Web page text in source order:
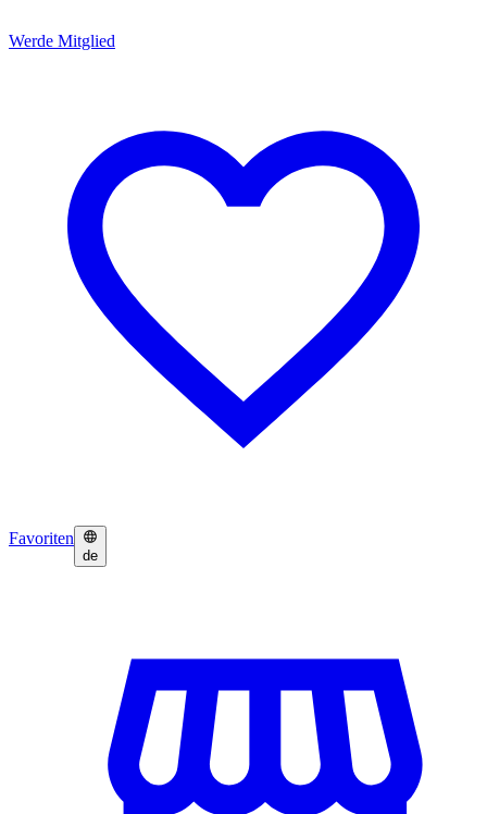
Werde Mitglied
Favoriten
de